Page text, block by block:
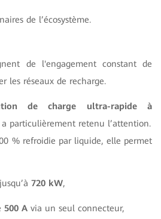
de l’écosystème.
de l'engagement constant de
les réseaux de recharge.
de charge ultra-rapide à
a particulièrement retenu l’attention.
% refroidie par liquide, elle permet
720 kW,
500 A via un seul connecteur,